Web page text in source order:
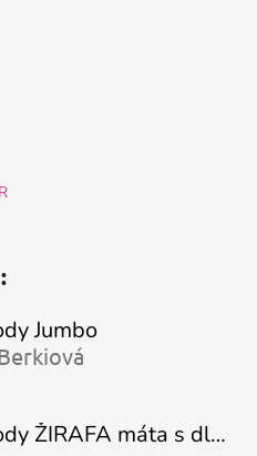
Jumbo
je 5 z 5 hvězdiček.
Kojenecké body ŽIRAFA máta s dlouhým rukávem